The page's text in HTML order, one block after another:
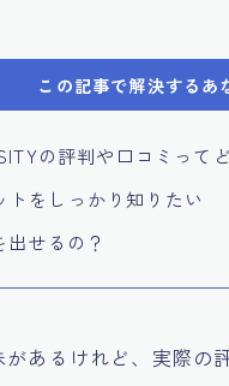
この記事で解決するあ
の評判や口コミって
トをしっかり知りたい
せるの？
があるけれど、実際